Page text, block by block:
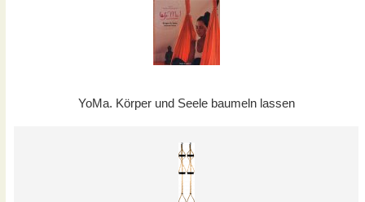
YoMa. Körper und Seele baumeln lassen